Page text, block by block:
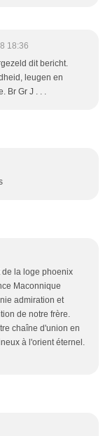
18:36
dit bericht.
leugen en
Br Gr J . . .
de la loge phoenix
Maconnique
admiration et
de notre frère.
chaîne d'union en
à l'orient éternel.